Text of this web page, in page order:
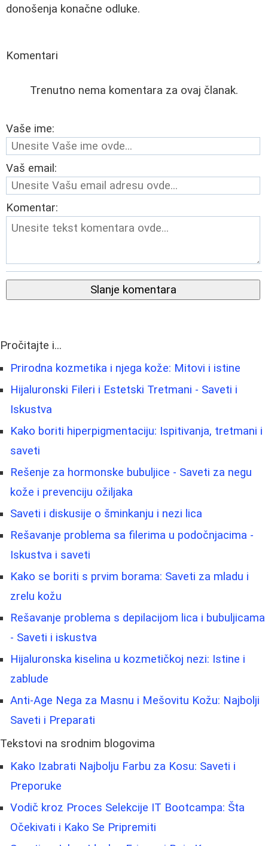
donošenja konačne odluke.
Komentari
Trenutno nema komentara za ovaj članak.
Vaše ime:
Vaš email:
Komentar:
Slanje komentara
Pročitajte i...
Prirodna kozmetika i njega kože: Mitovi i istine
Hijaluronski Fileri i Estetski Tretmani - Saveti i
Iskustva
Kako boriti hiperpigmentaciju: Ispitivanja, tretmani i
saveti
Rešenje za hormonske bubuljice - Saveti za negu
kože i prevenciju ožiljaka
Saveti i diskusije o šminkanju i nezi lica
Rešavanje problema sa filerima u podočnjacima -
Iskustva i saveti
Kako se boriti s prvim borama: Saveti za mladu i
zrelu kožu
Rešavanje problema s depilacijom lica i bubuljicama
- Saveti i iskustva
Hijaluronska kiselina u kozmetičkoj nezi: Istine i
zablude
Anti-Age Nega za Masnu i Mešovitu Kožu: Najbolji
Saveti i Preparati
Tekstovi na srodnim blogovima
Kako Izabrati Najbolju Farbu za Kosu: Saveti i
Preporuke
Vodič kroz Proces Selekcije IT Bootcampa: Šta
Očekivati i Kako Se Pripremiti